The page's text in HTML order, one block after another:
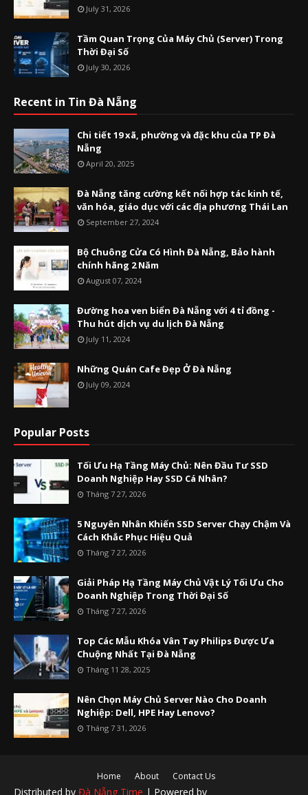
July 31, 2026
Tầm Quan Trọng Của Máy Chủ (Server) Trong
Thời Đại Số
July 30, 2026
Recent in Tin Đà Nẵng
Chi tiết 19 xã, phường và đặc khu của TP Đà
Nẵng
April 20, 2025
Đà Nẵng tăng cường kết nối hợp tác kinh tế,
văn hóa, giáo dục với các địa phương Thái Lan
September 27, 2024
Bộ Chuông Cửa Có Hình Đà Nẵng, Bảo hành
chính hãng 2 Năm
August 07, 2024
Đường hoa ven biển Đà Nẵng với 4 tỉ đồng -
Thu hút dịch vụ du lịch Đà Nẵng
July 11, 2024
Những Quán Cafe Đẹp Ở Đà Nẵng
July 09, 2024
Popular Posts
Tối Ưu Hạ Tầng Máy Chủ: Nên Đầu Tư SSD
Doanh Nghiệp Hay SSD Cá Nhân?
Tháng 7 27, 2026
5 Nguyên Nhân Khiến SSD Server Chạy Chậm Và
Cách Khắc Phục Hiệu Quả
Tháng 7 27, 2026
Giải Pháp Hạ Tầng Máy Chủ Vật Lý Tối Ưu Cho
Doanh Nghiệp Trong Thời Đại Số
Tháng 7 27, 2026
Top Các Mẫu Khóa Vân Tay Philips Được Ưa
Chuộng Nhất Tại Đà Nẵng
Tháng 11 28, 2025
Nên Chọn Máy Chủ Server Nào Cho Doanh
Nghiệp: Dell, HPE Hay Lenovo?
Tháng 7 31, 2026
Home About Contact Us
Distributed by Đà Nẵng Time | Powered by